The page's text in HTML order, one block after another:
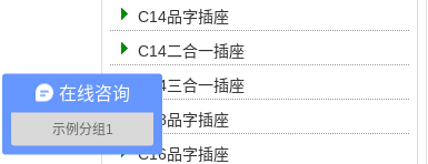
C14品字插座
C14二合一插座
C14三合一插座
C18品字插座
C16品字插座
在线咨询
示例分组1